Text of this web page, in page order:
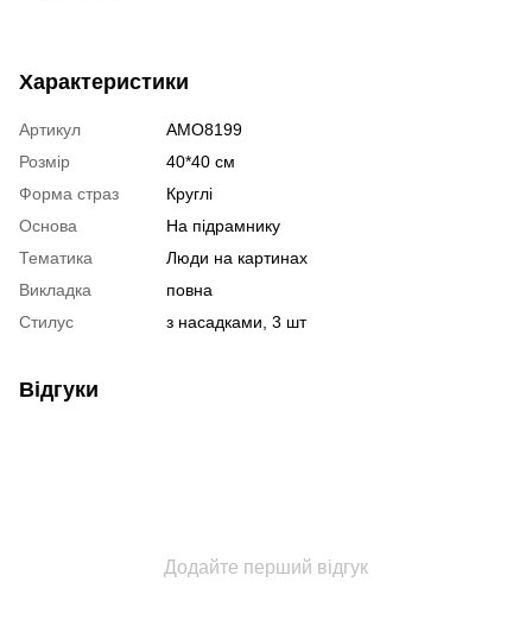
Характеристики
Артикул
AMO8199
Розмір
40*40 см
Форма страз
Круглі
Основа
На підрамнику
Тематика
Люди на картинах
Викладка
повна
Стилус
з насадками, 3 шт
Відгуки
Додайте перший відгук